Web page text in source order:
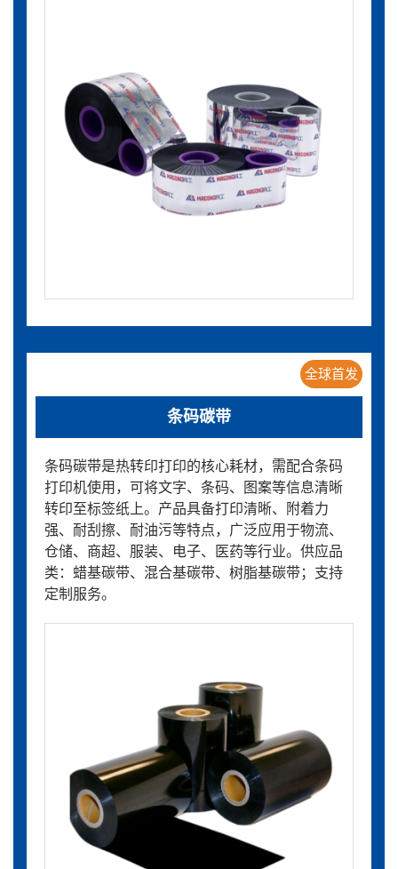
全球首发
条码碳带
条码碳带是热转印打印的核心耗材，需配合条码
打印机使用，可将文字、条码、图案等信息清晰
转印至标签纸上。产品具备打印清晰、附着力
强、耐刮擦、耐油污等特点，广泛应用于物流、
仓储、商超、服装、电子、医药等行业。供应品
类：蜡基碳带、混合基碳带、树脂基碳带；支持
定制服务。